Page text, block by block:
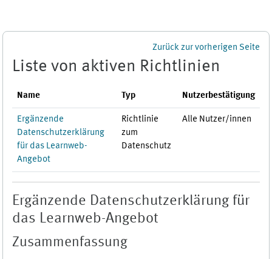
Zurück zur vorherigen Seite
Liste von aktiven Richtlinien
Name Typ Nutzerbestätigung
Ergänzende
Datenschutzerklärung
für das Learnweb-
Angebot
Richtlinie
zum
Datenschutz
Alle Nutzer/innen
Ergänzende Datenschutzerklärung für
das Learnweb-Angebot
Zusammenfassung